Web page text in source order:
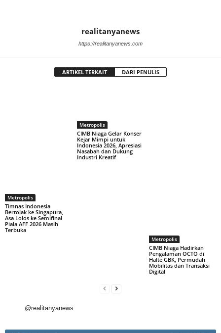
realitanyanews
https://realitanyanews.com
ARTIKEL TERKAIT DARI PENULIS
Metropolis
Timnas Indonesia
Bertolak ke Singapura,
Asa Lolos ke Semifinal
Piala AFF 2026 Masih
Terbuka
Metropolis
CIMB Niaga Gelar Konser
Kejar Mimpi untuk
Indonesia 2026, Apresiasi
Nasabah dan Dukung
Industri Kreatif
Metropolis
CIMB Niaga Hadirkan
Pengalaman OCTO di
Halte GBK, Permudah
Mobilitas dan Transaksi
Digital
@realitanyanews